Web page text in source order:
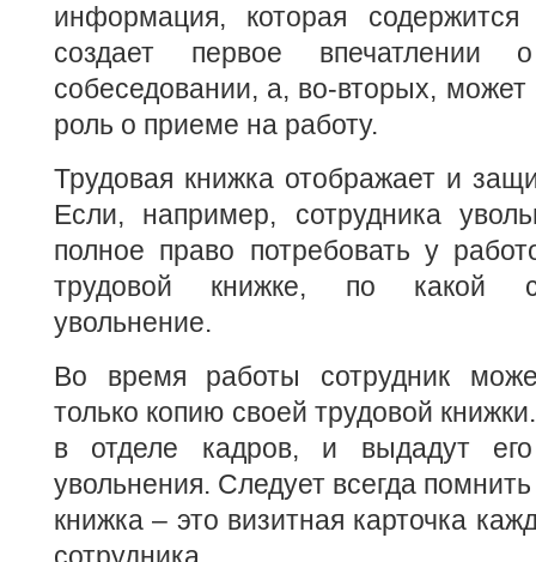
информация, которая
создает первое
собеседовании, а, во-вторых,
роль о приеме на работу.
Трудовая книжка отображает и
Если, например, сотрудника
полное право потребовать у
трудовой книжке, по какой
увольнение.
Во время работы сотрудник
только копию своей трудовой
в отделе кадров, и выдадут
увольнения. Следует всегда
книжка – это визитная карточка